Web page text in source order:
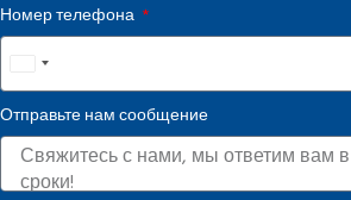
Номер телефона
United
States
+1
Отправьте нам сообщение